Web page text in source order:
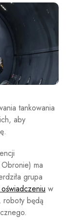
tankowania
aby
ma
grupa
w
roboty będą